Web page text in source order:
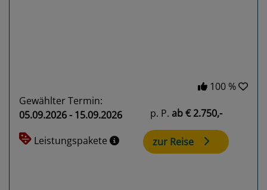
100 %
Gewählter Termin:
05.09.2026 - 15.09.2026
Leistungspakete
p. P. ab€ 2.750,-
zur Reise